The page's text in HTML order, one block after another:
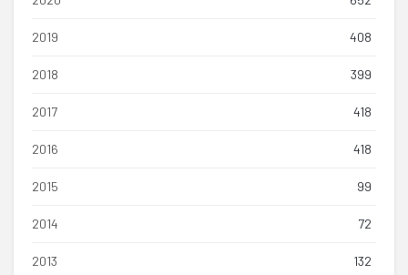
2019 408
2018 399
2017 418
2016 418
2015 99
2014 72
2013 132